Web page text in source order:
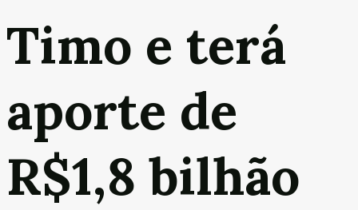
Timo e terá
aporte de
R$1,8 bilhão